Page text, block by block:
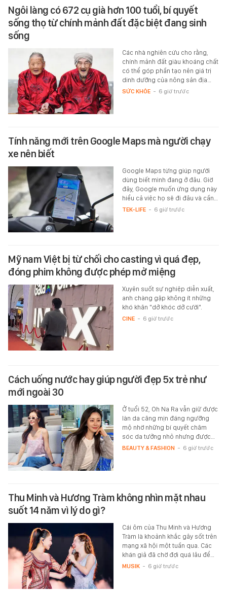
Ngôi làng có 672 cụ già hơn 100 tuổi, bí quyết
sống thọ từ chính mảnh đất đặc biệt đang sinh
sống
Các nhà nghiên cứu cho rằng,
chính mảnh đất giàu khoáng chất
có thể góp phần tạo nên giá trị
dinh dưỡng của nông sản địa…
SỨC KHỎE - 6 giờ trước
Tính năng mới trên Google Maps mà người chạy
xe nên biết
Google Maps từng giúp người
dùng biết mình đang ở đâu. Giờ
đây, Google muốn ứng dụng này
hiểu cả việc họ sẽ đi đâu và cần…
TEK-LIFE - 6 giờ trước
Mỹ nam Việt bị từ chối cho casting vì quá đẹp,
đóng phim không được phép mở miệng
Xuyên suốt sự nghiệp diễn xuất,
anh chàng gặp không ít những
khó khăn "dở khóc dở cười".
CINE - 6 giờ trước
Cách uống nước hay giúp người đẹp 5x trẻ như
mới ngoài 30
Ở tuổi 52, Oh Na Ra vẫn giữ được
làn da căng mịn đáng ngưỡng
mộ nhờ những bí quyết chăm
sóc da tưởng nhỏ nhưng được…
BEAUTY & FASHION - 6 giờ trước
Thu Minh và Hương Tràm không nhìn mặt nhau
suốt 14 năm vì lý do gì?
Cái ôm của Thu Minh và Hương
Tràm là khoảnh khắc gây sốt trên
mạng xã hội một tuần qua. Các
khán giả đã chờ đợi quá lâu để…
MUSIK - 6 giờ trước